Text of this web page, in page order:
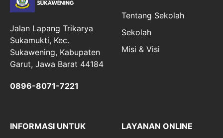
Jalan Lapang Trikarya
Sukamukti, Kec.
Sukawening, Kabupaten
Garut, Jawa Barat 44184
0896-8071-7221
Tentang Sekolah
Sekolah
Misi & Visi
INFORMASI UNTUK LAYANAN ONLINE